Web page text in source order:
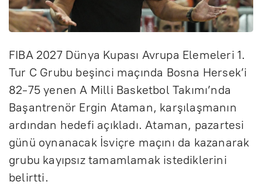
FIBA 2027 Dünya Kupası Avrupa Elemeleri 1.
Tur C Grubu beşinci maçında Bosna Hersek’i
82-75 yenen A Milli Basketbol Takımı’nda
Başantrenör Ergin Ataman, karşılaşmanın
ardından hedefi açıkladı. Ataman, pazartesi
günü oynanacak İsviçre maçını da kazanarak
grubu kayıpsız tamamlamak istediklerini
belirtti.